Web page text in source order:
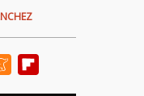
Meneame